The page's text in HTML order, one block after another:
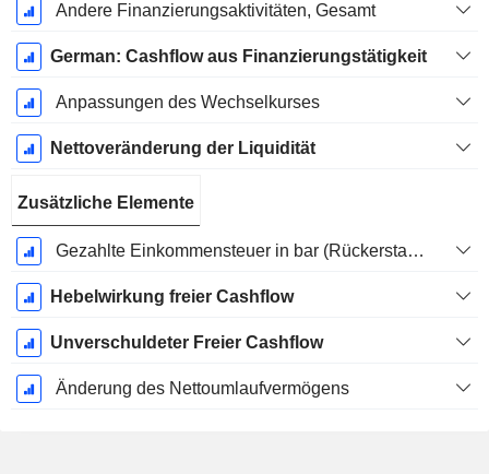
Andere Finanzierungsaktivitäten, Gesamt
German: Cashflow aus Finanzierungstätigkeit
Anpassungen des Wechselkurses
Nettoveränderung der Liquidität
Zusätzliche Elemente
Gezahlte Einkommensteuer in bar (Rückerstattung)
Hebelwirkung freier Cashflow
Unverschuldeter Freier Cashflow
Änderung des Nettoumlaufvermögens